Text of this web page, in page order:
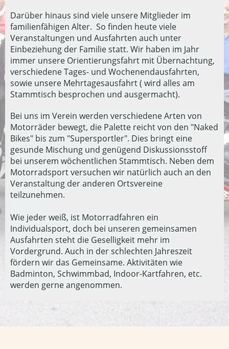
Darüber hinaus sind viele unsere Mitglieder im
familienfähigen Alter. So finden heute viele
Veranstaltungen und Ausfahrten auch unter
Einbeziehung der Familie statt. Wir haben im Jahr
immer unsere Orientierungsfahrt mit Übernachtung,
verschiedene Tages- und Wochenend­ausfahrten,
sowie unsere Mehrtagesausfahrt ( wird alles am
Stammtisch besprochen und ausgermacht).
Bei uns im Verein werden verschiedene Arten von
Motorräder bewegt, die Palette reicht von den "Naked
Bikes" bis zum "Supersportler". Dies bringt eine
gesunde Mischung und genügend Diskussionsstoff
bei unserem wöchentlichen Stammtisch. Neben dem
Motorradsport versuchen wir natürlich auch an den
Veranstaltung der anderen Ortsvereine
teilzunehmen.
Wie jeder weiß, ist Motorradfahren ein
Individualsport, doch bei unseren gemeinsamen
Ausfahrten steht die Geselligkeit mehr im
Vordergrund. Auch in der schlechten Jahreszeit
fördern wir das Gemeinsame. Aktivitäten wie
Badminton, Schwimmbad, Indoor-Kartfahren, etc.
werden gerne angenommen.